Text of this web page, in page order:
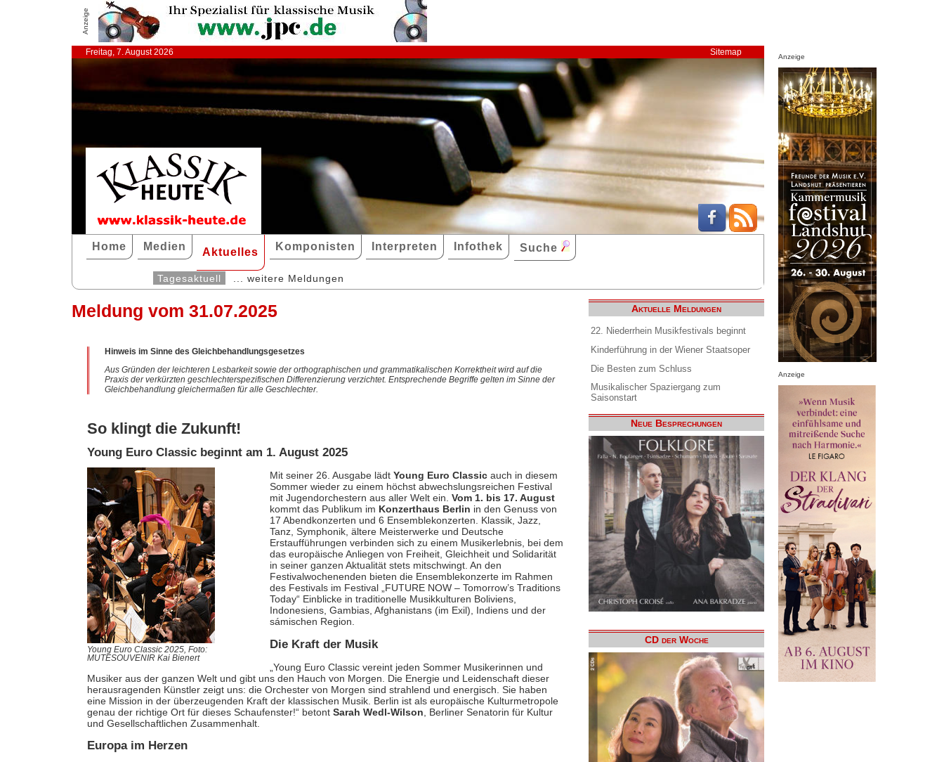
Anzeige
Freitag, 7. August 2026 Sitemap
Home Medien Aktuelles Komponisten Interpreten Infothek Suche
Tagesaktuell ... weitere Meldungen
Meldung vom 31.07.2025
Hinweis im Sinne des Gleichbehandlungsgesetzes
Aus Gründen der leichteren Lesbarkeit sowie der orthographischen und grammatikalischen Korrektheit wird auf die
Praxis der verkürzten geschlechterspezifischen Differenzierung verzichtet. Entsprechende Begriffe gelten im Sinne der
Gleichbehandlung gleichermaßen für alle Geschlechter.
So klingt die Zukunft!
Young Euro Classic beginnt am 1. August 2025
Young Euro Classic 2025, Foto:
MUTESOUVENIR Kai Bienert
Mit seiner 26. Ausgabe lädt Young Euro Classicauch in diesem
Sommer wieder zu einem höchst abwechslungsreichen Festival
mit Jugendorchestern aus aller Welt ein. Vom 1. bis 17. August
kommt das Publikum im Konzerthaus Berlin in den Genuss von
17 Abendkonzerten und 6 Ensemblekonzerten. Klassik, Jazz,
Tanz, Symphonik, ältere Meisterwerke und Deutsche
Erstaufführungen verbinden sich zu einem Musikerlebnis, bei dem
das europäische Anliegen von Freiheit, Gleichheit und Solidarität
in seiner ganzen Aktualität stets mitschwingt. An den
Festivalwochenenden bieten die Ensemblekonzerte im Rahmen
des Festivals im Festival „FUTURE NOW – Tomorrow’s Traditions
Today“ Einblicke in traditionelle Musikkulturen Boliviens,
Indonesiens, Gambias, Afghanistans (im Exil), Indiens und der
sámischen Region.
Die Kraft der Musik
„Young Euro Classic vereint jeden Sommer Musikerinnen und
Musiker aus der ganzen Welt und gibt uns den Hauch von Morgen. Die Energie und Leidenschaft dieser
herausragenden Künstler zeigt uns: die Orchester von Morgen sind strahlend und energisch. Sie haben
eine Mission in der überzeugenden Kraft der klassischen Musik. Berlin ist als europäische Kulturmetropole
genau der richtige Ort für dieses Schaufenster!“ betont Sarah Wedl-Wilson , Berliner Senatorin für Kultur
und Gesellschaftlichen Zusammenhalt.
Europa im Herzen
Aktuelle Meldungen
22. Niederrhein Musikfestivals beginnt
Kinderführung in der Wiener Staatsoper
Die Besten zum Schluss
Musikalischer Spaziergang zum
Saisonstart
Neue Besprechungen
CD der Woche
Anzeige
Anzeige